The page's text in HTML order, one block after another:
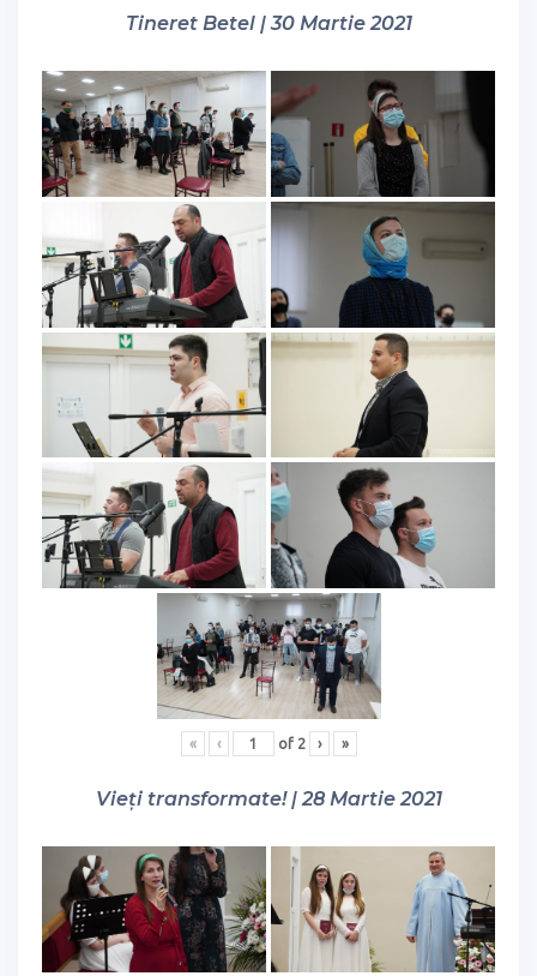
Tineret Betel | 30 Martie 2021
« ‹ of 2 › »
Vieți transformate! | 28 Martie 2021